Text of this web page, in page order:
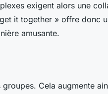
exigent alors une
it together » offre donc
amusante.
Cela augmente